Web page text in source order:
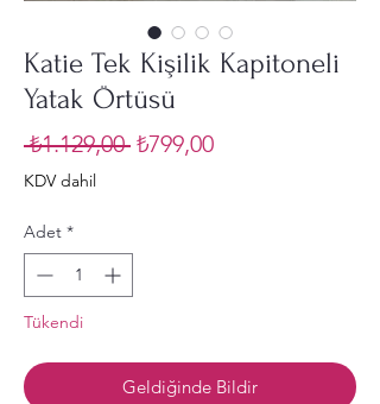
Katie Tek Kişilik Kapitoneli
Yatak Örtüsü
₺1.129,00 Normal
₺799,00İndirimli
KDV dahil
Adet *
Tükendi
Geldiğinde Bildir